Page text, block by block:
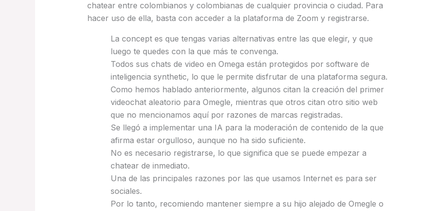
chatear entre colombianos y colombianas de cualquier provincia o ciudad. Para
hacer uso de ella, basta con acceder a la plataforma de Zoom y registrarse.
La concept es que tengas varias alternativas entre las que elegir, y que
luego te quedes con la que más te convenga.
Todos sus chats de video en Omega están protegidos por software de
inteligencia synthetic, lo que le permite disfrutar de una plataforma segura.
Como hemos hablado anteriormente, algunos citan la creación del primer
videochat aleatorio para Omegle, mientras que otros citan otro sitio web
que no mencionamos aquí por razones de marcas registradas.
Se llegó a implementar una IA para la moderación de contenido de la que
afirma estar orgulloso, aunque no ha sido suficiente.
No es necesario registrarse, lo que significa que se puede empezar a
chatear de inmediato.
Una de las principales razones por las que usamos Internet es para ser
sociales.
Por lo tanto, recomiendo mantener siempre a su hijo alejado de Omegle o